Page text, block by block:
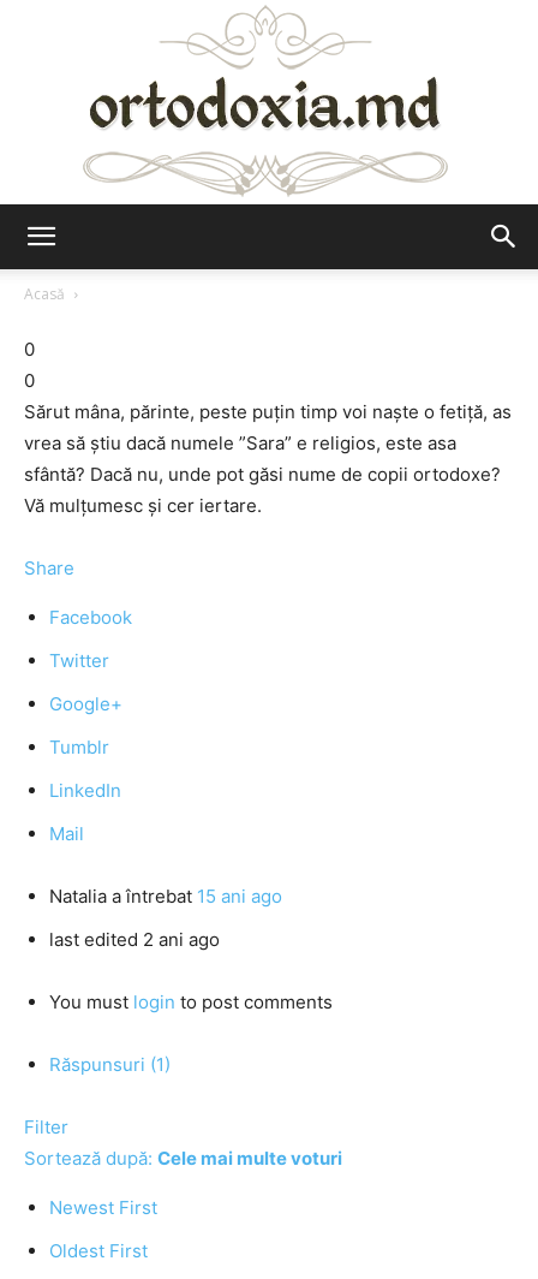
Acasă
0
0
Sărut mâna, părinte, peste puţin timp voi naşte o fetiţă, as
vrea să ştiu dacă numele ”Sara” e religios, este asa
sfântă? Dacă nu, unde pot găsi nume de copii ortodoxe?
Vă mulţumesc şi cer iertare.
Share
Facebook
Twitter
Google+
Tumblr
LinkedIn
Mail
Natalia a întrebat 15 ani ago
last edited 2 ani ago
You must login to post comments
Răspunsuri (1)
Filter
Sortează după: Cele mai multe voturi
Newest First
Oldest First